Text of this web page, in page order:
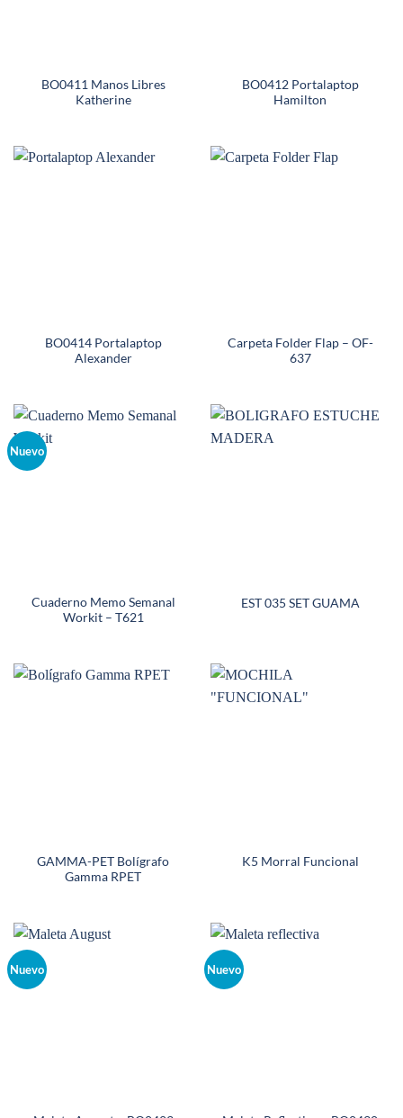
BO0411 Manos Libres
Katherine
BO0412 Portalaptop
Hamilton
BO0414 Portalaptop
Alexander
Carpeta Folder Flap – OF-
637
Nuevo
Cuaderno Memo Semanal
Workit – T621
EST 035 SET GUAMA
GAMMA-PET Bolígrafo
Gamma RPET
K5 Morral Funcional
Nuevo Nuevo